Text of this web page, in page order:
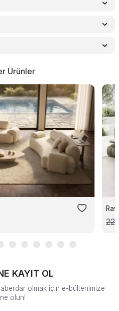
Ürünler
KAYIT OL
olmak için e-bültenimize
olun!